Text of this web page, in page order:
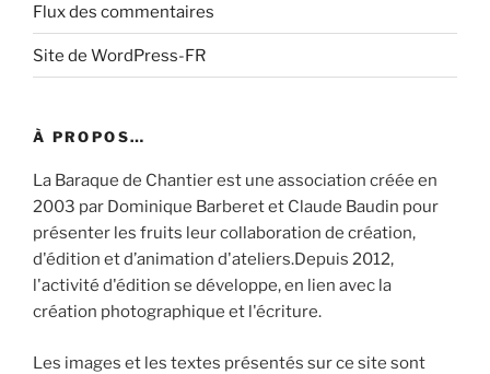
Flux des commentaires
Site de WordPress-FR
À PROPOS…
La Baraque de Chantier est une association créée en
2003 par Dominique Barberet et Claude Baudin pour
présenter les fruits leur collaboration de création,
d'édition et d’animation d'ateliers.Depuis 2012,
l'activité d'édition se développe, en lien avec la
création photographique et l'écriture.
Les images et les textes présentés sur ce site sont